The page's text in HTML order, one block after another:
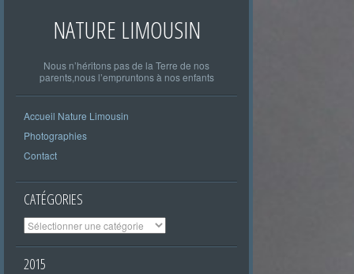
NATURE LIMOUSIN
Nous n’héritons pas de la Terre de nos
parents,nous l’empruntons à nos enfants
Accueil Nature Limousin
Photographies
Contact
CATÉGORIES
Catégories
2015